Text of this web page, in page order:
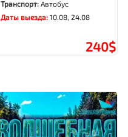
Транспорт:Автобус
Даты выезда:10.08, 24.08
240$